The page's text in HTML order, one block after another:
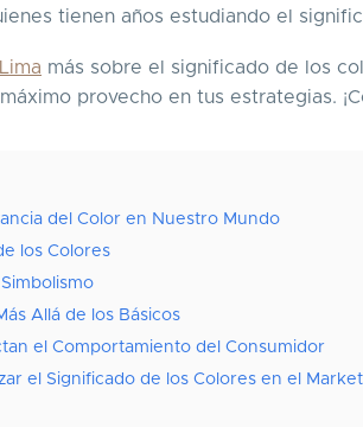
tienen años estudiando el
más sobre el significado de los
provecho en tus estrategias.
del Color en Nuestro Mundo
los Colores
Allá de los Básicos
el Comportamiento del Consumidor
el Significado de los Colores en el